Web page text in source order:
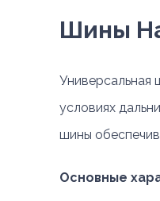
Шины
Универсальная
условиях
шины
Основные